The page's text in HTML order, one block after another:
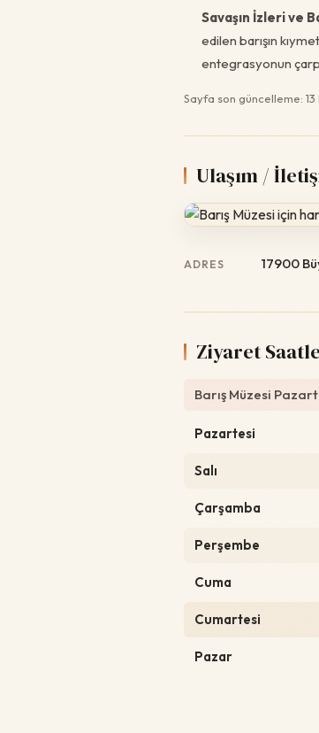
Savaşın İzleri ve
edilen barışın
entegrasyonun
Sayfa son güncelleme: 13
Ulaşım /
ADRES 17900
Ziyaret
Barış Müzesi
Pazartesi
Salı
Çarşamba
Perşembe
Cuma
Cumartesi
Pazar